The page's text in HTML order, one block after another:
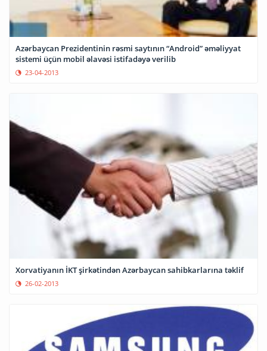
Azərbaycan Prezidentinin rəsmi saytının “Android” əməliyyat
sistemi üçün mobil əlavəsi istifadəyə verilib
23-04-2013
Xorvatiyanın İKT şirkətindən Azərbaycan sahibkarlarına təklif
26-02-2013